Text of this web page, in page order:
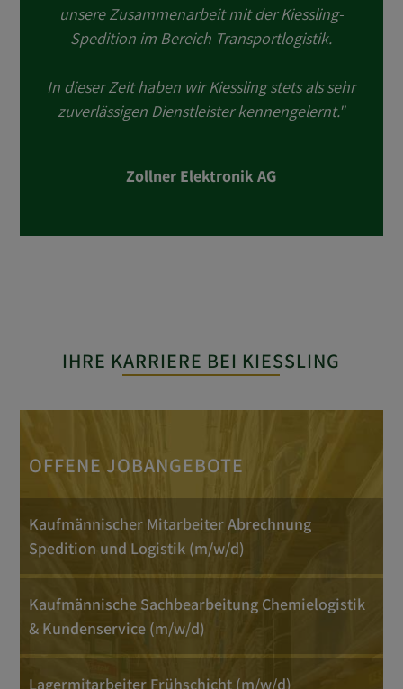
unsere Zusammenarbeit mit der Kiessling-
Spedition im Bereich Transportlogistik.
In dieser Zeit haben wir Kiessling stets als sehr
zuverlässigen Dienstleister kennengelernt."
Zollner Elektronik AG
IHRE KARRIERE BEI KIESSLING
OFFENE JOBANGEBOTE
Kaufmännischer Mitarbeiter Abrechnung
Spedition und Logistik (m/w/d)
Kaufmännische Sachbearbeitung Chemielogistik
& Kundenservice (m/w/d)
Lagermitarbeiter Frühschicht (m/w/d)